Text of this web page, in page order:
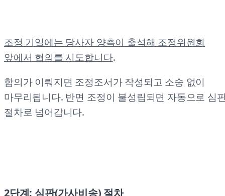
조정 기일에는 당사자 양측이 출석해 조정위원회
앞에서 협의를 시도합니다.
합의가 이뤄지면 조정조서가 작성되고 소송 없이
마무리됩니다. 반면 조정이 불성립되면 자동으로 심
절차로 넘어갑니다.
2단계: 심판(가사비송) 절차